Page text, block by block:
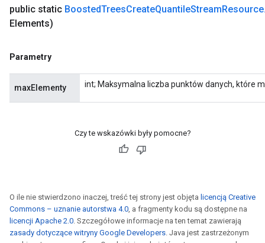
public static BoostedTreesCreateQuantileStreamResource
Elements)
Parametry
maxElementy int; Maksymalna liczba punktów danych, które
Czy te wskazówki były pomocne?
O ile nie stwierdzono inaczej, treść tej strony jest objęta licencją Creative
Commons – uznanie autorstwa 4.0, a fragmenty kodu są dostępne na
licencji Apache 2.0. Szczegółowe informacje na ten temat zawierają
zasady dotyczące witryny Google Developers. Java jest zastrzeżonym